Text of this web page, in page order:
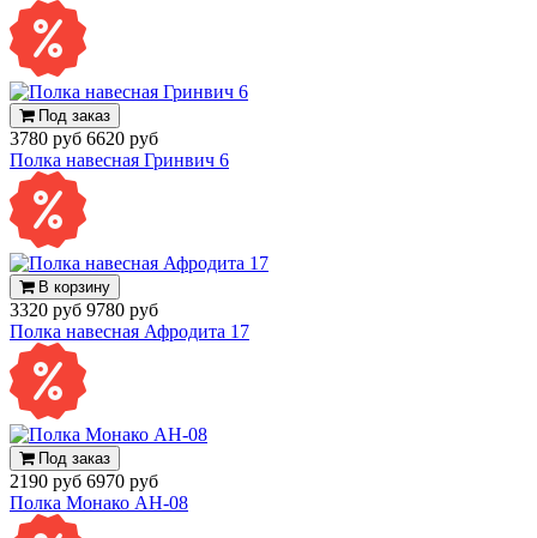
Под заказ
3780 руб 6620 руб
Полка навесная Гринвич 6
В корзину
3320 руб 9780 руб
Полка навесная Афродита 17
Под заказ
2190 руб 6970 руб
Полка Монако АН-08